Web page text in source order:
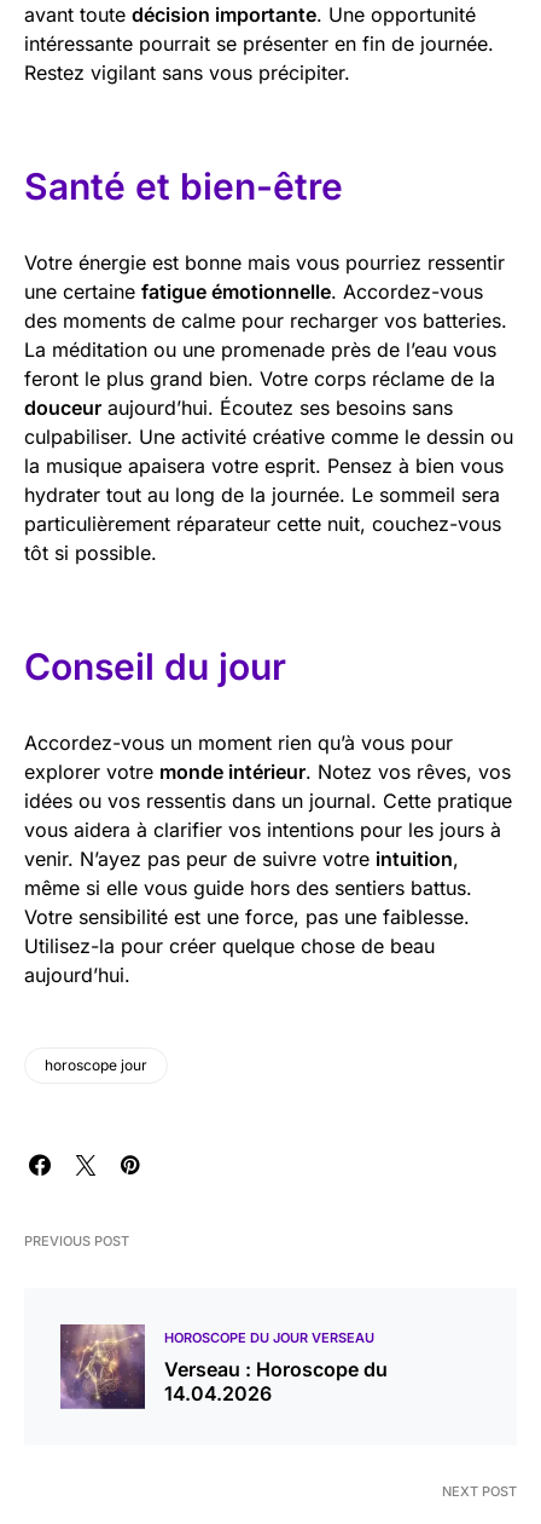
avant toute décision importante. Une opportunité
intéressante pourrait se présenter en fin de journée.
Restez vigilant sans vous précipiter.
Santé et bien-être
Votre énergie est bonne mais vous pourriez ressentir
une certaine fatigue émotionnelle. Accordez-vous
des moments de calme pour recharger vos batteries.
La méditation ou une promenade près de l’eau vous
feront le plus grand bien. Votre corps réclame de la
douceur aujourd’hui. Écoutez ses besoins sans
culpabiliser. Une activité créative comme le dessin ou
la musique apaisera votre esprit. Pensez à bien vous
hydrater tout au long de la journée. Le sommeil sera
particulièrement réparateur cette nuit, couchez-vous
tôt si possible.
Conseil du jour
Accordez-vous un moment rien qu’à vous pour
explorer votre monde intérieur. Notez vos rêves, vos
idées ou vos ressentis dans un journal. Cette pratique
vous aidera à clarifier vos intentions pour les jours à
venir. N’ayez pas peur de suivre votre intuition,
même si elle vous guide hors des sentiers battus.
Votre sensibilité est une force, pas une faiblesse.
Utilisez-la pour créer quelque chose de beau
aujourd’hui.
horoscope jour
PREVIOUS POST
HOROSCOPE DU JOUR VERSEAU
Verseau : Horoscope du
14.04.2026
NEXT POST